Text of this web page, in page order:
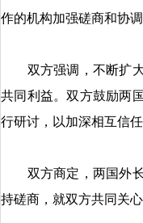
作的机构加强磋商和协
双方强调，不断扩大
共同利益。双方鼓励两
行研讨，以加深相互信
双方商定，两国外长
持磋商，就双方共同关